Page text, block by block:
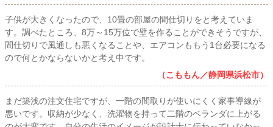
子供が大きくなったので、10畳の部屋の間仕切りをと考えていま
す。調べたところ、8万～15万位で壁を作ることができそうですが、
間仕切りで風通しも悪くなることや、エアコンももう1台必要になる
ので何とかならないかと考え中です。
（こももん／静岡県浜松市）
まだ築浅の注文住宅ですが、一階の間取りが使いにくく家事導線が
悪いです。収納が少なく、洗濯物を持って二階のベランダに上がる